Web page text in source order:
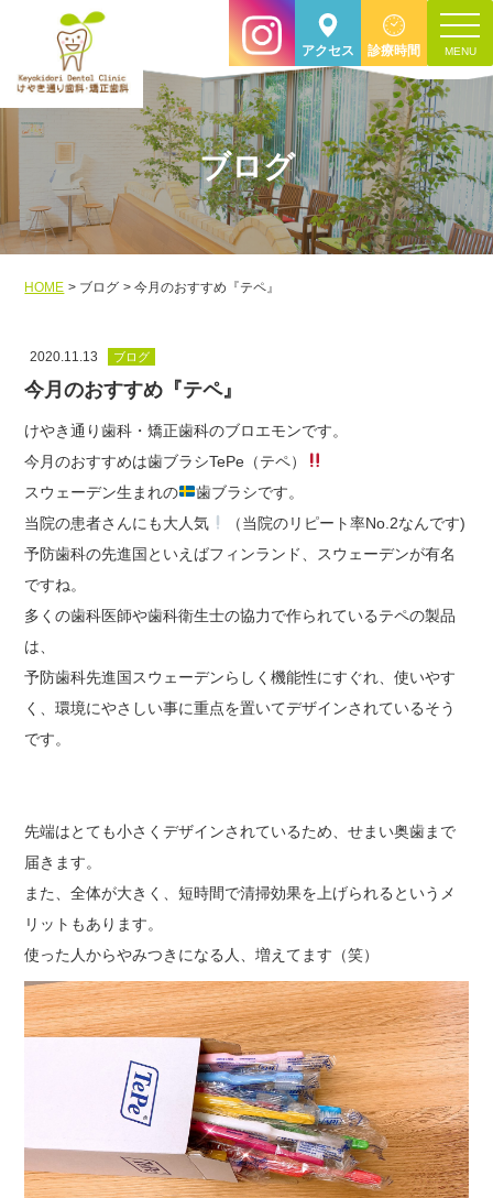
アクセス 診療時間
toggle
ブログ
HOME ブログ 今月のおすすめ『テペ』
2020.11.13 ブログ
今月のおすすめ『テペ』
けやき通り歯科・矯正歯科のブロエモンです。
今月のおすすめは歯ブラシTePe（テペ）
スウェーデン生まれの
歯ブラシです。
当院の患者さんにも大人気
（当院のリピート率No.2なんです)
予防歯科の先進国といえばフィンランド、スウェーデンが有名
ですね。
多くの歯科医師や歯科衛生士の協力で作られているテペの製品
は、
予防歯科先進国スウェーデンらしく機能性にすぐれ、使いやす
く、環境にやさしい事に重点を置いてデザインされているそう
です。
先端はとても小さくデザインされているため、せまい奥歯まで
届きます。
また、全体が大きく、短時間で清掃効果を上げられるというメ
リットもあります。
使った人からやみつきになる人、増えてます（笑）